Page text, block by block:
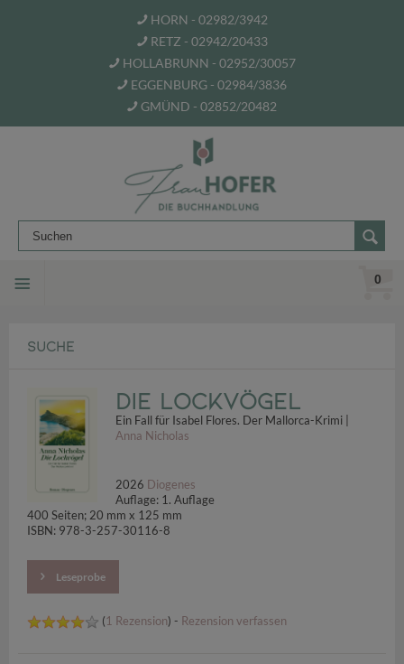
HORN - 02982/3942
RETZ - 02942/20433
HOLLABRUNN - 02952/30057
EGGENBURG - 02984/3836
GMÜND - 02852/20482
0
SUCHE
Die Lockvögel
Ein Fall für Isabel Flores. Der Mallorca-Krimi |
Anna Nicholas
2026 Diogenes
Auflage: 1. Auflage
400 Seiten; 20 mm x 125 mm
ISBN: 978-3-257-30116-8
Leseprobe
(1 Rezension) - Rezension verfassen